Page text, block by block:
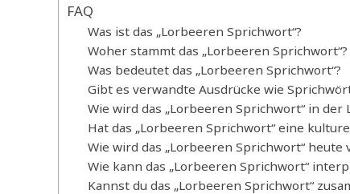
FAQ
Was ist das „Lorbeeren Sprichwort“?
Woher stammt das „Lorbeeren Sprichwort“?
Was bedeutet das „Lorbeeren Sprichwort“?
Gibt es verwandte Ausdrücke wie
Wie wird das „Lorbeeren Sprichwort“ in
Hat das „Lorbeeren Sprichwort“ eine
Wie wird das „Lorbeeren Sprichwort“ heute
Wie kann das „Lorbeeren Sprichwort“
Kannst du das „Lorbeeren Sprichwort“